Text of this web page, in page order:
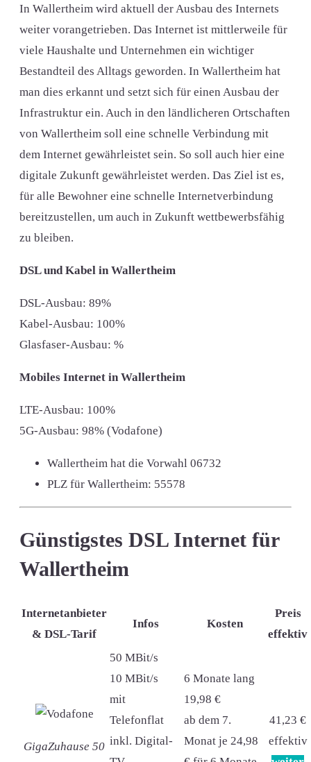
In Wallertheim wird aktuell der Ausbau des Internets
weiter vorangetrieben. Das Internet ist mittlerweile für
viele Haushalte und Unternehmen ein wichtiger
Bestandteil des Alltags geworden. In Wallertheim hat
man dies erkannt und setzt sich für einen Ausbau der
Infrastruktur ein. Auch in den ländlicheren Ortschaften
von Wallertheim soll eine schnelle Verbindung mit
dem Internet gewährleistet sein. So soll auch hier eine
digitale Zukunft gewährleistet werden. Das Ziel ist es,
für alle Bewohner eine schnelle Internetverbindung
bereitzustellen, um auch in Zukunft wettbewerbsfähig
zu bleiben.
DSL und Kabel in Wallertheim
DSL-Ausbau: 89%
Kabel-Ausbau: 100%
Glasfaser-Ausbau: %
Mobiles Internet in Wallertheim
LTE-Ausbau: 100%
5G-Ausbau: 98% (Vodafone)
Wallertheim hat die Vorwahl 06732
PLZ für Wallertheim: 55578
Günstigstes DSL Internet für
Wallertheim
Internetanbieter
& DSL-Tarif
Infos Kosten
Preis
effektiv
GigaZuhause 50
50 MBit/s
10 MBit/s
mit
Telefonflat
inkl. Digital-
6 Monate lang
19,98 €
ab dem 7.
Monat je 24,98
41,23 €
effektiv